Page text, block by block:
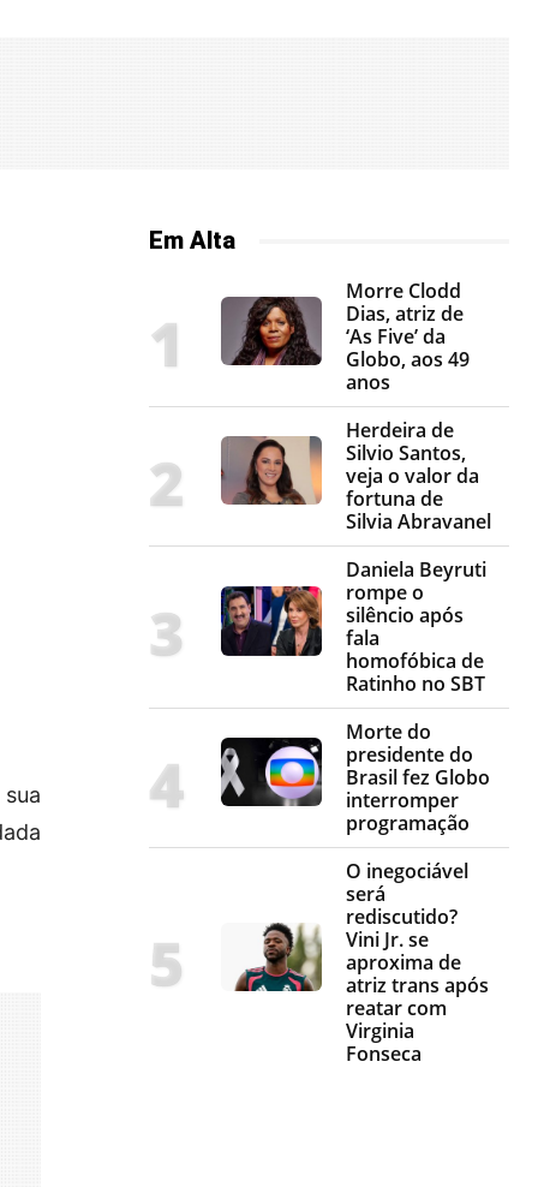
Em Alta
Morre Clodd
Dias, atriz de
‘As Five’ da
Globo, aos 49
anos
Herdeira de
Silvio Santos,
veja o valor da
fortuna de
Silvia Abravanel
Daniela Beyruti
rompe o
silêncio após
fala
homofóbica de
Ratinho no SBT
Morte do
presidente do
Brasil fez Globo
interromper
programação
O inegociável
será
rediscutido?
Vini Jr. se
aproxima de
atriz trans após
reatar com
Virginia
Fonseca